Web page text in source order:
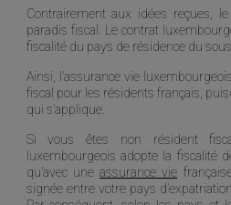
Contrairement aux idées reçues,
paradis fiscal. Le contrat
fiscalité du pays de résidence du
Ainsi, l’assurance vie
fiscal pour les résidents français,
qui s’applique.
Si vous êtes non résident
luxembourgeois adopte la fiscalité
qu’avec une assurance vie
signée entre votre pays